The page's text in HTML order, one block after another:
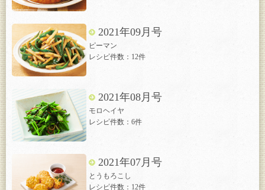
2021年09月号
ピーマン
レシピ件数：12件
2021年08月号
モロヘイヤ
レシピ件数：6件
2021年07月号
とうもろこし
レシピ件数：12件